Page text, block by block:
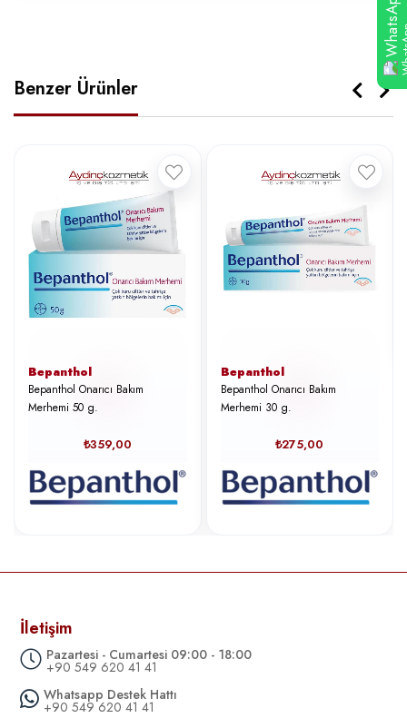
Benzer Ürünler
Bepanthol
Bepanthol Onarıcı Bakım
Merhemi 50 g.
₺359,00
Bepanthol
Bepanthol Onarıcı Bakım
Merhemi 30 g.
₺275,00
İletişim
Pazartesi - Cumartesi 09:00 - 18:00
+90 549 620 41 41
Whatsapp Destek Hattı
+90 549 620 41 41
WhatsApp